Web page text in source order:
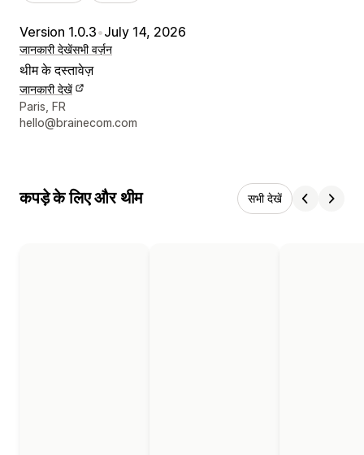
Version 1.0.3•July 14, 2026
जानकारी देखेंसभी वर्ज़न
थीम के दस्तावेज़
जानकारी देखें
डिज़ाइनर के संपर्क की जानकारी
Paris, FR
hello@brainecom.com
कपड़े के लिए और थीम सभी देखें